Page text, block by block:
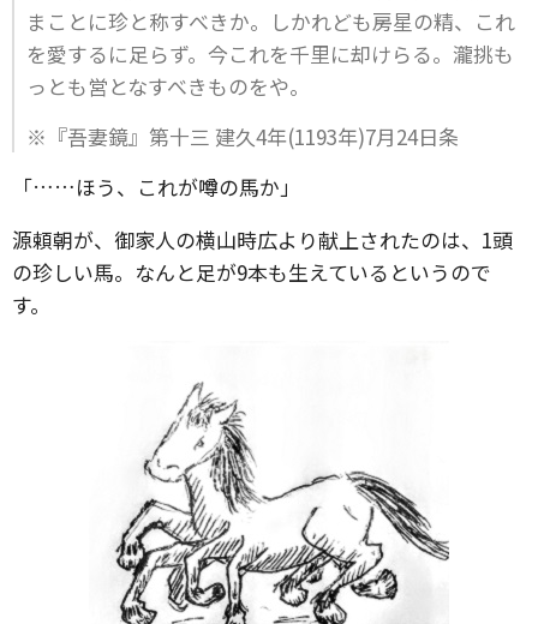
まことに珍と称すべきか。しかれども房星の精、これ
を愛するに足らず。今これを千里に却けらる。瀧挑も
っとも営となすべきものをや。
※『吾妻鏡』第十三 建久4年(1193年)7月24日条
「……ほう、これが噂の馬か」
源頼朝が、御家人の横山時広より献上されたのは、1頭
の珍しい馬。なんと足が9本も生えているというので
す。